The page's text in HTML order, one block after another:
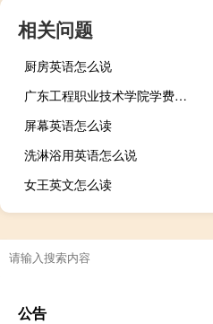
相关问题
厨房英语怎么说
广东工程职业技术学院学费收费标准
屏幕英语怎么读
洗淋浴用英语怎么说
女王英文怎么读
公告